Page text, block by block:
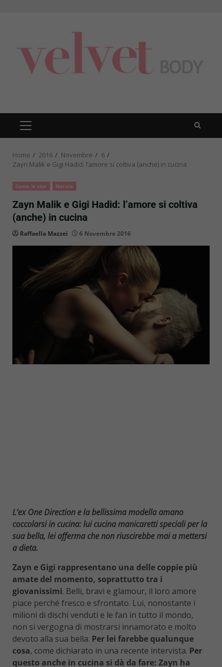
PRIMARY
MENU
Home 2016 Novembre
6
Zayn Malik e Gigi Hadid: l’amore si coltiva (anche) in cucina
Come le star Notizie
Zayn Malik e Gigi Hadid: l’amore si coltiva
(anche) in cucina
Raffaella Mazzei 6 Novembre 2016
L’ex One Direction e la bellissima modella amano
coccolarsi in cucina: lui cucina manicaretti speciali per la
sua bella, lei afferma che non riuscirebbe mai a mettersi
a dieta.
Zayn e Gigi rappresentano una delle coppie più
amate del momento, soprattutto tra i
giovanissimi. Belli, bravi e glamour, il loro amore
piace perché fresco e sfrontato. Lui, nonostante i
milioni di dischi venduti e le fan in tutto il mondo,
non si vergogna di mostrarsi innamorato e molto
devoto alla sua bella. Per lei farebbe qualunque
cosa, come dichiarato in una recente intervista. Per
questo anche in cucina si dà da fare: Zayn ha